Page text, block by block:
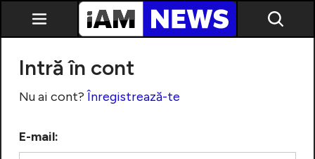
Intră în cont
Nu ai cont?Înregistrează-te
E-mail: